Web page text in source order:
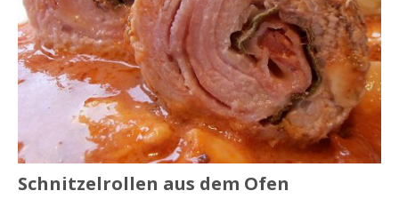
Schnitzelrollen aus dem Ofen